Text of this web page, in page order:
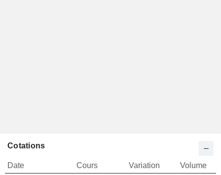
Cotations
Date Cours Variation
Volume